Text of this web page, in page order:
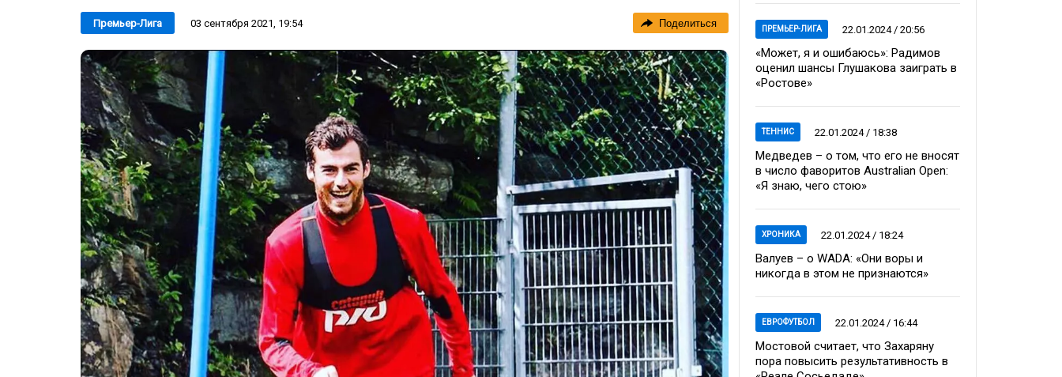
Премьер-Лига 03 сентября 2021, 19:54 Поделиться ПРЕМЬЕР-ЛИГА 22.01.2024 / 20:56
«Может, я и ошибаюсь»: Радимов
оценил шансы Глушакова заиграть в
«Ростове»
ТЕННИС 22.01.2024 / 18:38
Медведев – о том, что его не вносят
в число фаворитов Australian Open:
«Я знаю, чего стою»
ХРОНИКА 22.01.2024 / 18:24
Валуев – о WADA: «Они воры и
никогда в этом не признаются»
ЕВРОФУТБОЛ 22.01.2024 / 16:44
Мостовой считает, что Захаряну
пора повысить результативность в